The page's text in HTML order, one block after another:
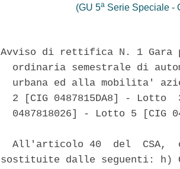
(GU 5a Serie Speciale -
Avviso di rettifica N. 1 Gara
ordinaria semestrale di
urbana ed alla mobilita'
2 [CIG 0487815DA8] - Lotto
0487818026] - Lotto 5 [CIG
All'articolo 40  del  CSA,
sostituite dalle seguenti: h)